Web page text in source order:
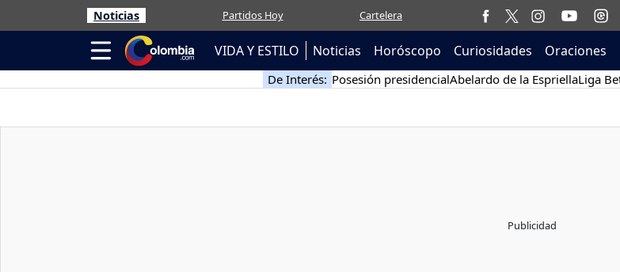
Noticias Partidos Hoy Cartelera
VIDA Y ESTILO Noticias Horóscopo Curiosidades Oraciones
De Interés: Posesión presidencialAbelardo de la EspriellaLiga